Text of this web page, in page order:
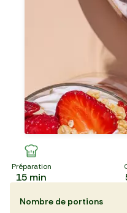
Préparation
15 min
Nombre de portions